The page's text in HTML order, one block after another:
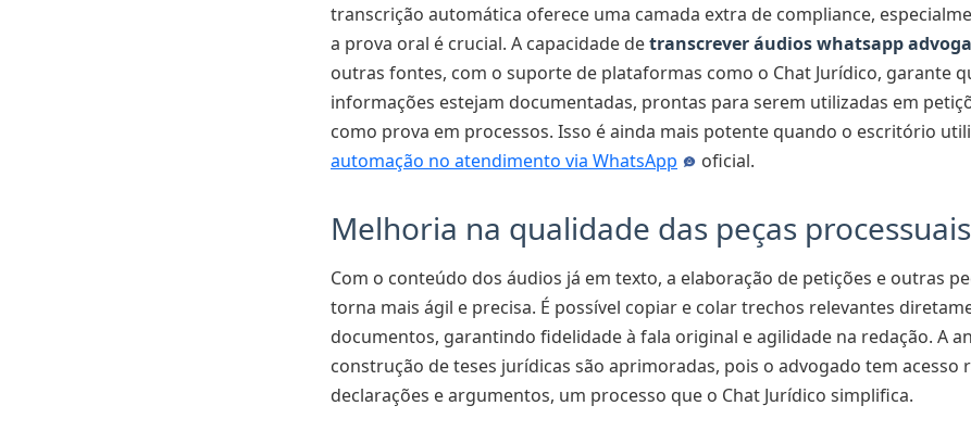
transcrição automática oferece uma camada extra de compliance,
a prova oral é crucial. A capacidade detranscrever áudios whatsapp
outras fontes, com o suporte de plataformas como o Chat Jurídico, garante
informações estejam documentadas, prontas para serem utilizadas em
como prova em processos. Isso é ainda mais potente quando o escritório
automação no atendimento via WhatsApp
oficial.
Melhoria na qualidade das peças processuais
Com o conteúdo dos áudios já em texto, a elaboração de petições e outras
torna mais ágil e precisa. É possível copiar e colar trechos relevantes
documentos, garantindo fidelidade à fala original e agilidade na redação. A
construção de teses jurídicas são aprimoradas, pois o advogado tem acesso
declarações e argumentos, um processo que o Chat Jurídico simplifica.